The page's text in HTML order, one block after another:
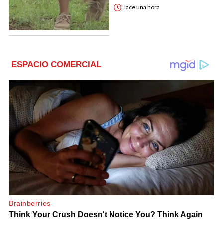
Haceuna hora